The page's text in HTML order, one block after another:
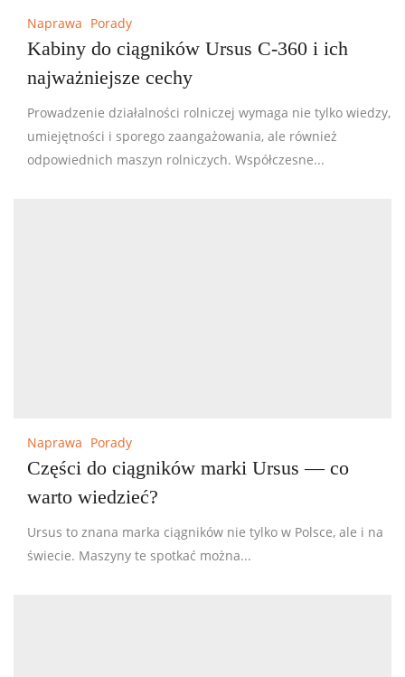
Naprawa Porady
Kabiny do ciągników Ursus C-360 i ich
najważniejsze cechy
Prowadzenie działalności rolniczej wymaga nie tylko wiedzy,
umiejętności i sporego zaangażowania, ale również
odpowiednich maszyn rolniczych. Współczesne...
Naprawa Porady
Części do ciągników marki Ursus — co
warto wiedzieć?
Ursus to znana marka ciągników nie tylko w Polsce, ale i na
świecie. Maszyny te spotkać można...